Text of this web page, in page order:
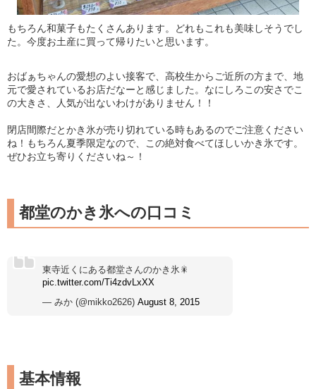
もちろん和菓子もたくさんあります。どれもこれも美味しそうでし
た。今度お土産に買って帰りたいと思います。
おばぁちゃんの愛想のよい接客で、高校生からご近所の方まで、地
元で愛されているお店だなーと感じました。なにしろこの安さでこ
の大きさ、人気が出ないわけがありません！！
閉店間際だとかき氷が売り切れている時もあるのでご注意ください
ね！もちろん夏季限定なので、この絶対食べてほしいかき氷です。
ぜひお立ち寄りくださいね～！
都堂のかき氷への口コミ
東寺近くにある都堂さんのかき氷🎇
pic.twitter.com/Ti4zdvLxXX
— みか (@mikko2626) August 8, 2015
基本情報